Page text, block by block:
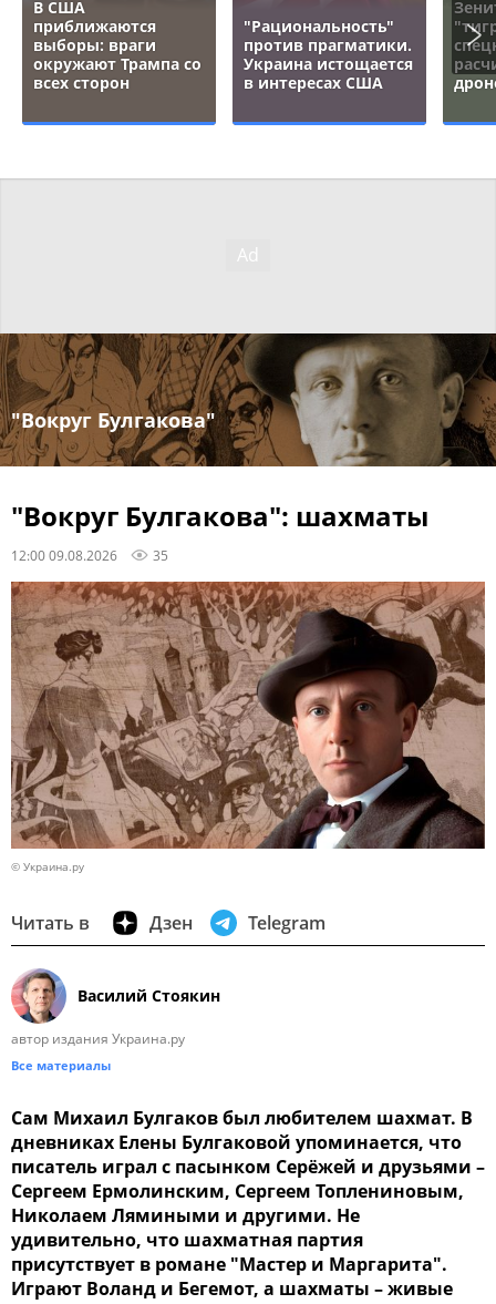
В США
приближаются
выборы: враги
окружают Трампа со
всех сторон
"Рациональность"
против прагматики.
Украина истощается
в интересах США
"Вокруг Булгакова"
"Вокруг Булгакова": шахматы
12:00 09.08.2026 35
© Украина.ру
Читать в Дзен Telegram
Василий Стоякин
автор издания Украина.ру
Все материалы
Сам Михаил Булгаков был любителем шахмат. В
дневниках Елены Булгаковой упоминается, что
писатель играл с пасынком Серёжей и друзьями –
Сергеем Ермолинским, Сергеем Топлениновым,
Николаем Лямиными и другими. Не
удивительно, что шахматная партия
присутствует в романе "Мастер и Маргарита".
Играют Воланд и Бегемот, а шахматы – живые